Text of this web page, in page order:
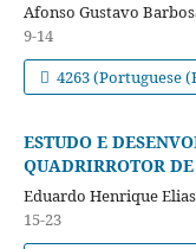
Afonso Gustavo
9-14
4263 (Portuguese
ESTUDO E
QUADRIRROTOR
Eduardo Henrique Elias
15-23